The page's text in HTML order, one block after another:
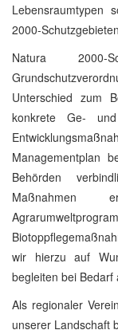
Lebensraumtypen
2000-
Natura
Unterschied zum
konkrete Ge-
Managementplan
Behörden
Maßnahmen
wir hierzu auf
begleiten bei
Als regionaler
unserer Landschaft